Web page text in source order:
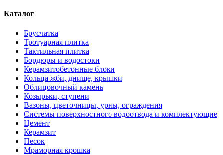
Каталог
Брусчатка
Тротуарная плитка
Тактильная плитка
Бордюры и водостоки
Керамзитобетонные блоки
Кольца жби, днище, крышки
Облицовочный камень
Козырьки, ступени
Вазоны, цветочницы, урны, ограждения
Системы поверхностного водоотвода и комплектующие
Цемент
Керамзит
Песок
Мраморная крошка